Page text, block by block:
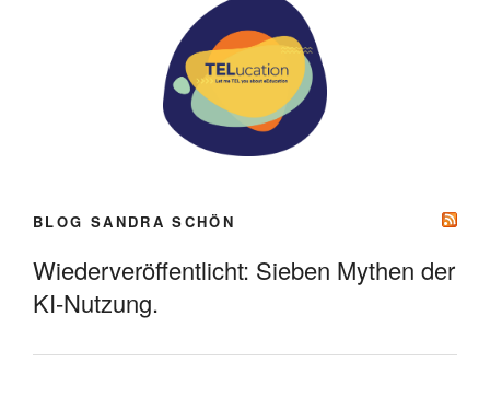
BLOG SANDRA SCHÖN
Wiederveröffentlicht: Sieben Mythen der
KI-Nutzung.